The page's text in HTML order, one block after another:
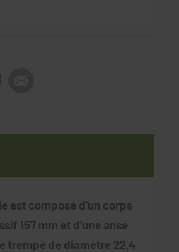
est composé d'un corps
157 mm et d'une anse
trempé de diamètre 22,4